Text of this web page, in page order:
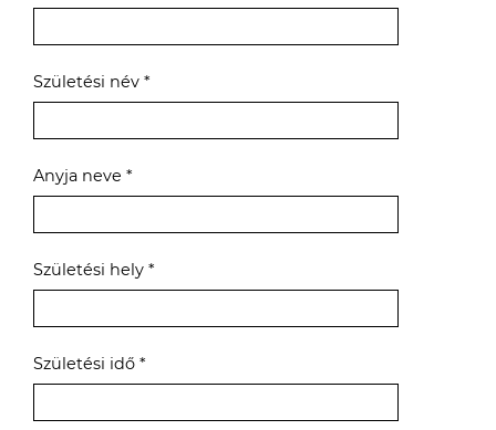
Születési név *
Anyja neve *
Születési hely *
Születési idő *